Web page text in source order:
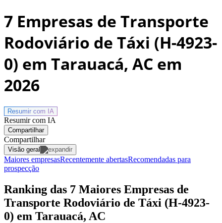
7 Empresas de Transporte
Rodoviário de Táxi (H-4923-
0) em Tarauacá, AC em
2026
Resumir com IA
Resumir com IA
Compartilhar
Compartilhar
Visão geral
Maiores empresasRecentemente abertasRecomendadas para
prospecção
Ranking das 7 Maiores Empresas de
Transporte Rodoviário de Táxi (H-4923-
0) em Tarauacá, AC